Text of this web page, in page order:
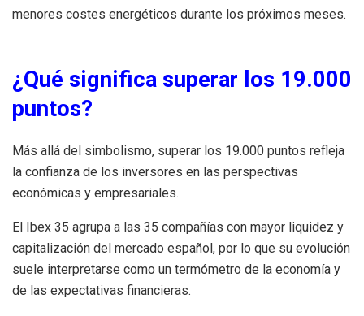
menores costes energéticos durante los próximos meses.
¿Qué significa superar los 19.000
puntos?
Más allá del simbolismo, superar los 19.000 puntos refleja
la confianza de los inversores en las perspectivas
económicas y empresariales.
El Ibex 35 agrupa a las 35 compañías con mayor liquidez y
capitalización del mercado español, por lo que su evolución
suele interpretarse como un termómetro de la economía y
de las expectativas financieras.